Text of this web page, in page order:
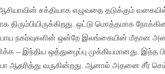
சக்தியாக எழுவதை தடுக்கும்
திரும்பியிருக்கிறது. ஒட்டு மொத்தமாக
நகர்வுகளின் ஒன்றே இலங்கையின் மீதான
– இந்திய ஒத்துழைப்பு முக்கியமானது.
ஆதரித்து வருகின்றது. ஆனால் அதனை சீர்